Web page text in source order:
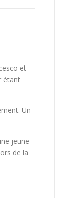
et
étant
Un
jeune
de la